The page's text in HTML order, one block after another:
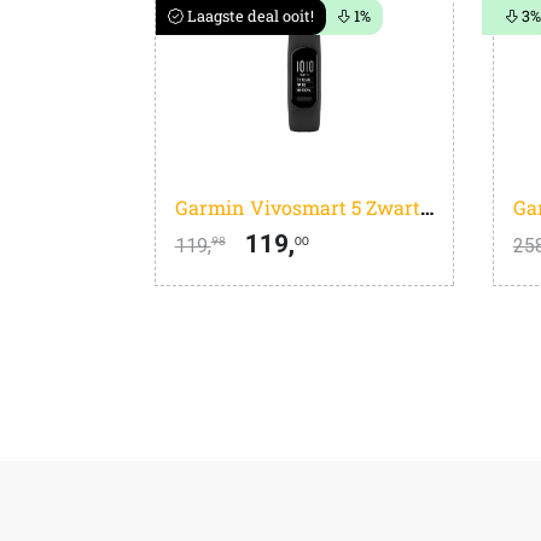
Garmin Vivosmart 5 Zwart L
119,98 119,00
Laagste deal ooit! 1% 3%